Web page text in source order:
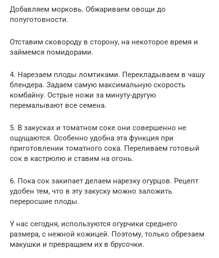
Добавляем морковь. Обжариваем овощи до
полуготовности.
Отставим сковороду в сторону, на некоторое время и
займемся помидорами.
4. Нарезаем плоды ломтиками. Перекладываем в чашу
блендера. Задаем самую максимальную скорость
комбайну. Острые ножи за минуту-другую
перемалывают все семена.
5. В закусках и тoматном соке они совершенно не
ощущаются. Особенно удобна эта функция при
приготовлении томатного сока. Переливаем готовый
сок в кастрюлю и ставим на огонь.
6. Пока сок закипает делаем нарезку огуpцов. Рецепт
удобен тем, что в эту закуску можно заложить
переросшие плоды.
У нас сегодня, используются огурчики среднего
размера, с нежной кожицей. Поэтому, только обрезаем
макушки и превращаем их в брусочки.